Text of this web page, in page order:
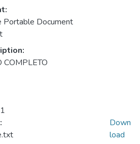
Portable Document
COMPLETO
Down
load